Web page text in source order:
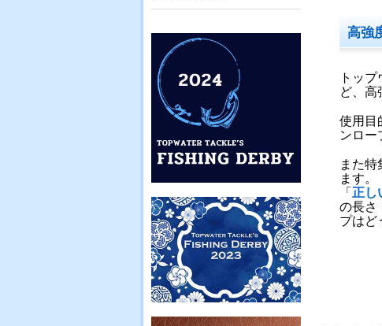
高強
トッ
ど、高
使用目
ンロー
また
ます。
「 正し
の長さ
プはど